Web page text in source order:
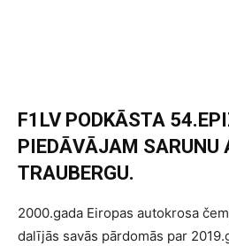
F1LV PODKĀSTA
PIEDĀVĀJAM SARUNU
TRAUBERGU.
2000.gada Eiropas autokrosa
dalījās savās pārdomās par